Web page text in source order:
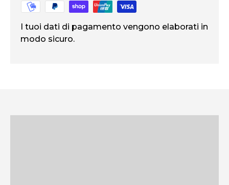
I tuoi dati di pagamento vengono elaborati in
modo sicuro.